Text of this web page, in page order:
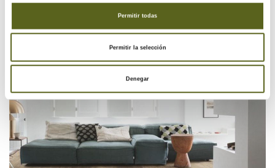
Permitir todas
Permitir la selección
Denegar